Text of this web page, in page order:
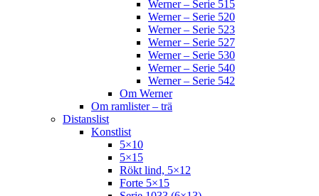
Werner – Serie 515
Werner – Serie 520
Werner – Serie 523
Werner – Serie 527
Werner – Serie 530
Werner – Serie 540
Werner – Serie 542
Om Werner
Om ramlister – trä
Distanslist
Konstlist
5×10
5×15
Rökt lind, 5×12
Forte 5×15